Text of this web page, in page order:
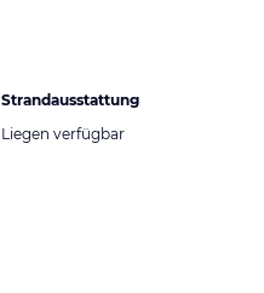
Strandausstattung
Liegen verfügbar